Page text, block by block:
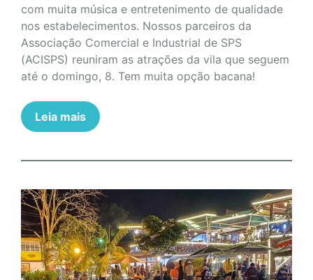
com muita música e entretenimento de qualidade
nos estabelecimentos. Nossos parceiros da
Associação Comercial e Industrial de SPS
(ACISPS) reuniram as atrações da vila que seguem
até o domingo, 8. Tem muita opção bacana!
Leia mais